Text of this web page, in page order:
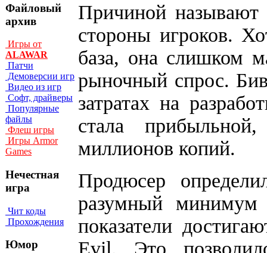
Файловый
архив
Игры от
ALAWAR
Патчи
Демоверсии игр
Видео из игр
Софт, драйверы
Популярные
файлы
Флеш игры
Игры Armor
Games
Нечестная
игра
Чит коды
Прохождения
Юмор
Причиной называют
стороны игроков.
база, она слишком
рыночный спрос.
затратах на
стала
миллионов копий.
Продюсер
разумный
показатели
Evil. Это